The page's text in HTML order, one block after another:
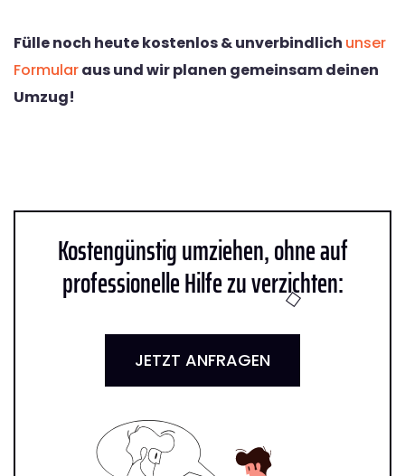
Fülle noch heute kostenlos & unverbindlich unser
Formularaus und wir planen gemeinsam deinen
Umzug!
Kostengünstig umziehen, ohne auf
professionelle Hilfe zu verzichten:
JETZT ANFRAGEN